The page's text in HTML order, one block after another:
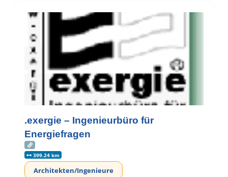
.exergie – Ingenieurbüro für
Energiefragen
399.24 km
Architekten/Ingenieure